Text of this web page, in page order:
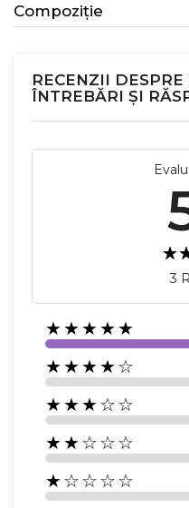
Compoziție
RECENZII
ÎNTREBĂRI ȘI
3
★★★★★
★★★★☆
★★★☆☆
★★☆☆☆
★☆☆☆☆